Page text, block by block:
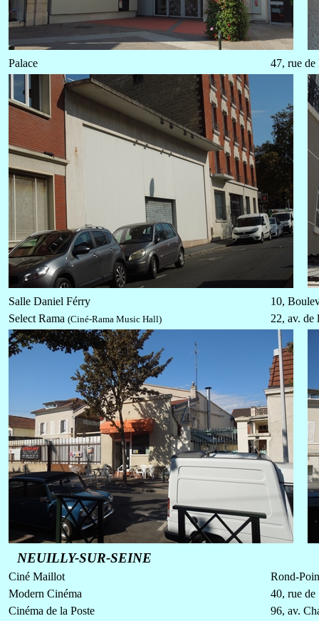
Palace 47, rue
Salle Daniel Férry
10,
Select Rama (Ciné-Rama Music Hall) 22, av. de
NEUILLY-SUR-SEINE
Ciné Maillot
Rond-
Modern Cinéma
40, rue de
Cinéma de la Poste
96, av.